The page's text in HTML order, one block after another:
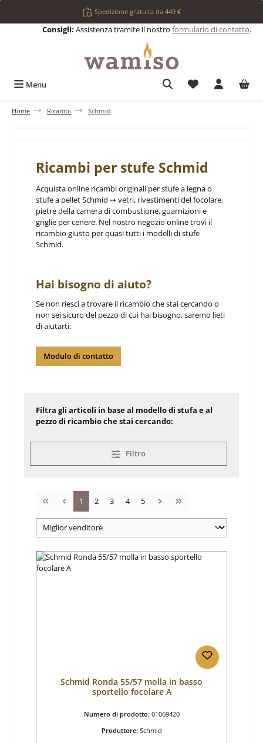
Passa al contenuto principaleSpedizione gratuita da 449 €
Consigli: Assistenza tramite il nostro formulario di contatto.
Menu Hai 0 articoli
Home Ricambi Schmid
Ricambi per stufe Schmid
Acquista online ricambi originali per stufe a legna o
stufe a pellet Schmid ➙ vetri, rivestimenti del focolare,
pietre della camera di combustione, guarnizioni e
griglie per cenere. Nel nostro negozio online trovi il
ricambio giusto per quasi tutti i modelli di stufe
Schmid.
Hai bisogno di aiuto?
Se non riesci a trovare il ricambio che stai cercando o
non sei sicuro del pezzo di cui hai bisogno, saremo lieti
di aiutarti:
Modulo di contatto
Filtra gli articoli in base al modello di stufa e al
pezzo di ricambio che stai cercando:
Filtro
Pagina
1 Pagina
2 Pagina
3 Pagina
4 Pagina
5
Schmid Ronda 55/57 molla in basso
sportello focolare A
Numero di prodotto: 01069420
Produttore: Schmid